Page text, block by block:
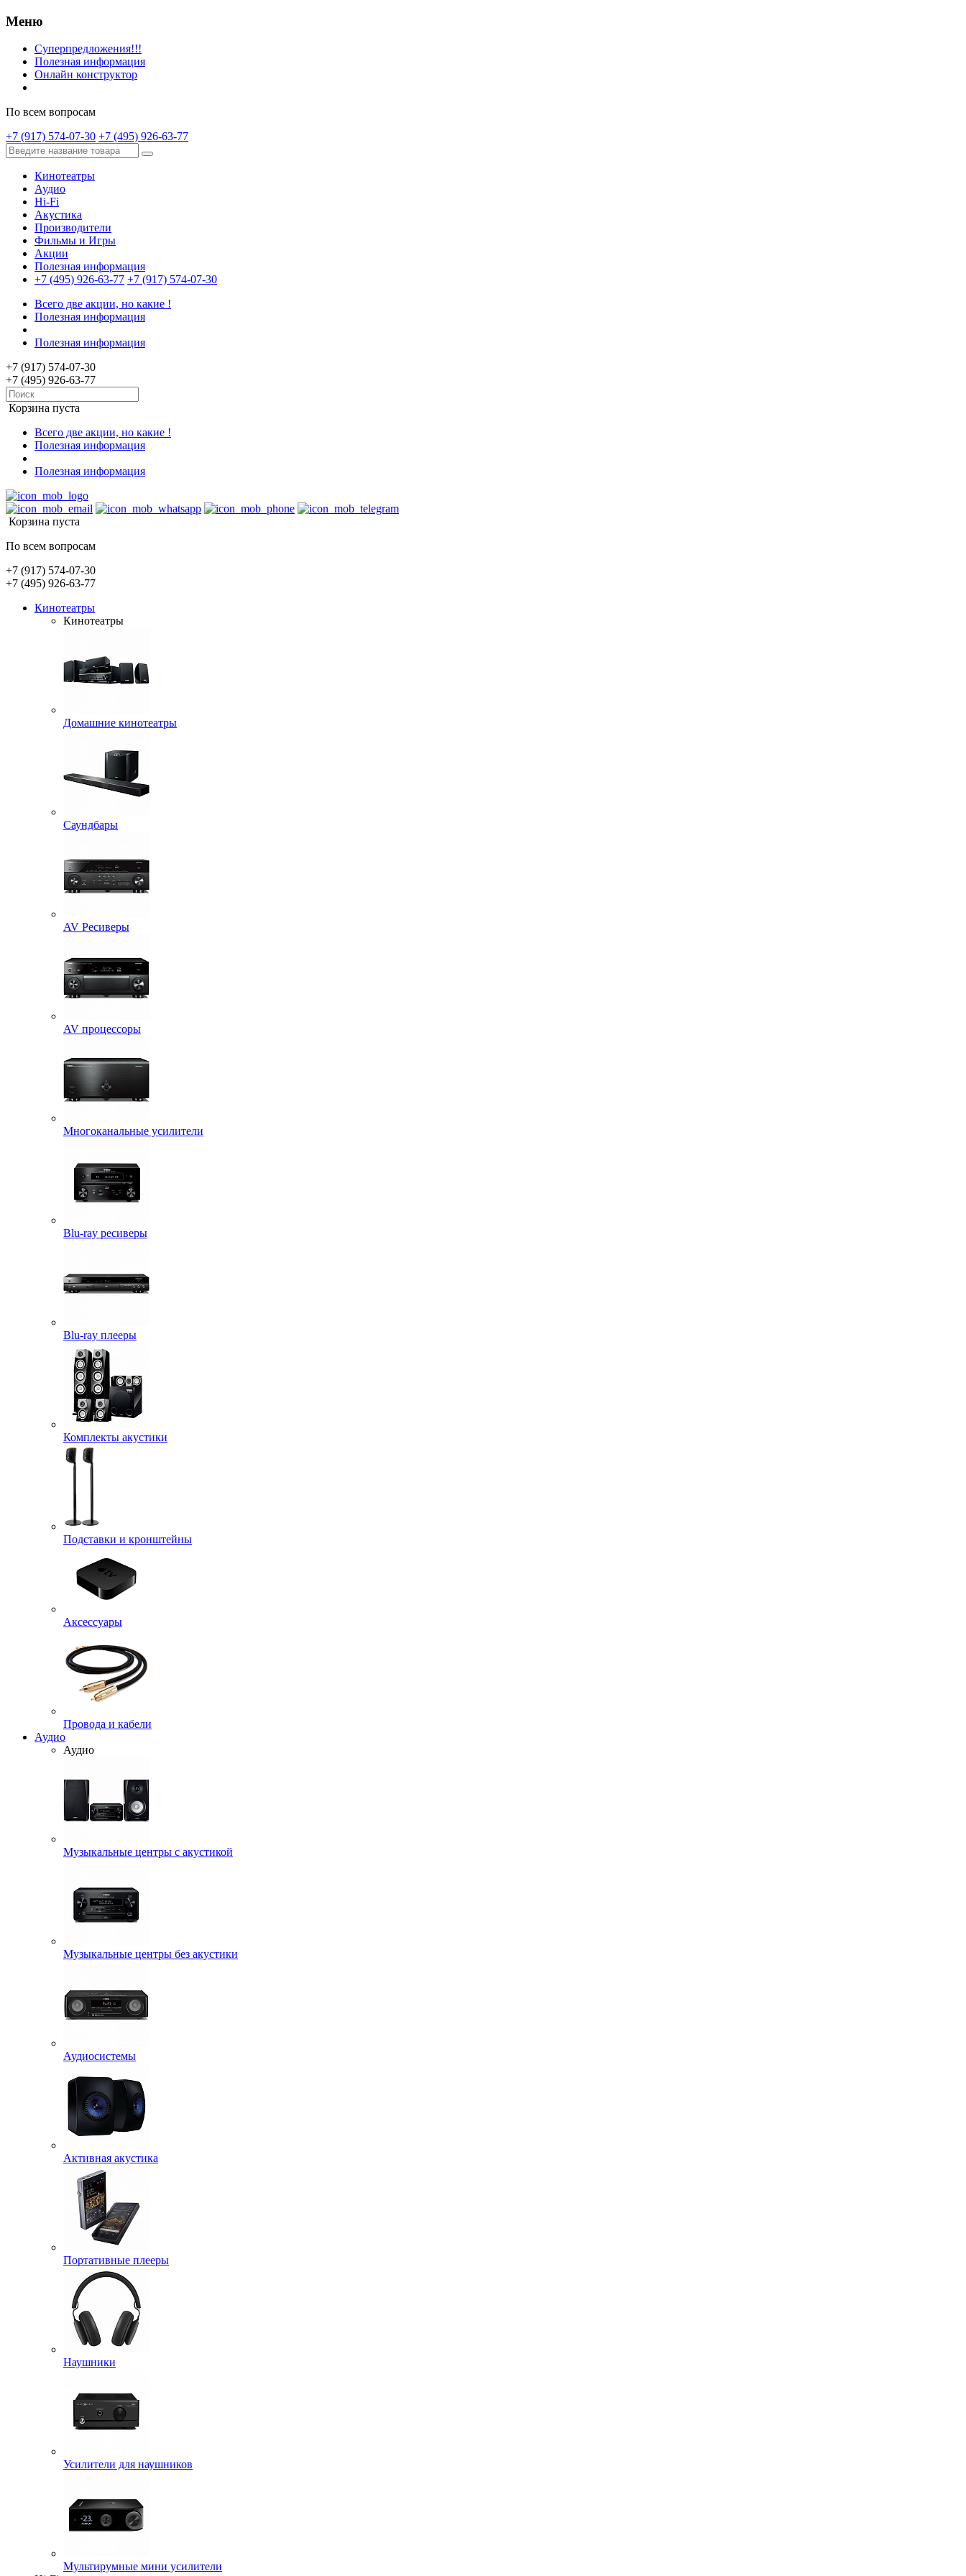
Меню
Суперпредложения!!!
Полезная информация
Онлайн конструктор
По всем вопросам
+7 (917) 574-07-30 +7 (495) 926-63-77
Кинотеатры
Аудио
Hi-Fi
Акустика
Производители
Фильмы и Игры
Акции
Полезная информация
+7 (495) 926-63-77 +7 (917) 574-07-30
Всего две акции, но какие !
Полезная информация
Полезная информация
+7 (917) 574-07-30
+7 (495) 926-63-77
Корзина пуста
Всего две акции, но какие !
Полезная информация
Полезная информация
Корзина пуста
По всем вопросам
+7 (917) 574-07-30
+7 (495) 926-63-77
Кинотеатры
Кинотеатры
Домашние кинотеатры
Саундбары
AV Ресиверы
AV процессоры
Многоканальные усилители
Blu-ray ресиверы
Blu-ray плееры
Комплекты акустики
Подставки и кронштейны
Аксессуары
Провода и кабели
Аудио
Аудио
Музыкальные центры с акустикой
Музыкальные центры без акустики
Аудиосистемы
Активная акустика
Портативные плееры
Наушники
Усилители для наушников
Мультирумные мини усилители